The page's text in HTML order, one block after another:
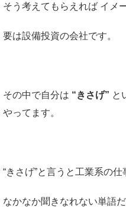
そう考えてもらえれば イメ
要は設備投資の会社です。
その中で自分は “きさげ” と
やってます。
“きさげ”と言うと工業系の
なかなか聞きなれない単語だ